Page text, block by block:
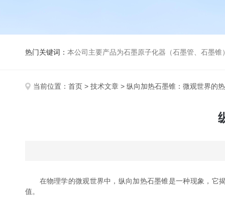
热门关键词： 本公司主要产品为石墨原子化器（石墨管、石墨锥）、元素空心阴极灯、氘灯、空心
当前位置： 首页 > 技术文章 > 纵向加热石墨锥：微观世界的
在物理学的微观世界中，纵向加热石墨锥是一种现象，它揭
值。